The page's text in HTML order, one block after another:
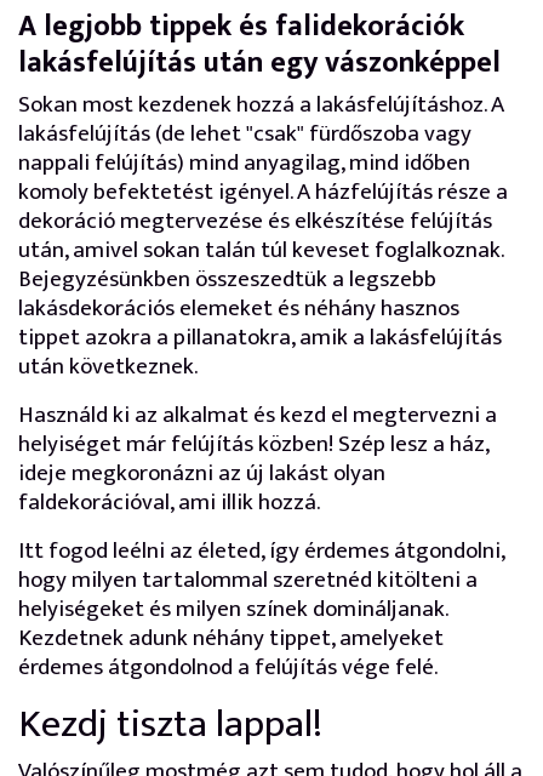
A legjobb tippek és falidekorációk
lakásfelújítás után egy vászonképpel
Sokan most kezdenek hozzá a lakásfelújításhoz. A
lakásfelújítás (de lehet "csak" fürdőszoba vagy
nappali felújítás) mind anyagilag, mind időben
komoly befektetést igényel. A házfelújítás része a
dekoráció megtervezése és elkészítése felújítás
után, amivel sokan talán túl keveset foglalkoznak.
Bejegyzésünkben összeszedtük a legszebb
lakásdekorációs elemeket és néhány hasznos
tippet azokra a pillanatokra, amik a lakásfelújítás
után következnek.
Használd ki az alkalmat és kezd el megtervezni a
helyiséget már felújítás közben! Szép lesz a ház,
ideje megkoronázni az új lakást olyan
faldekorációval, ami illik hozzá.
Itt fogod leélni az életed, így érdemes átgondolni,
hogy milyen tartalommal szeretnéd kitölteni a
helyiségeket és milyen színek domináljanak.
Kezdetnek adunk néhány tippet, amelyeket
érdemes átgondolnod a felújítás vége felé.
Kezdj tiszta lappal!